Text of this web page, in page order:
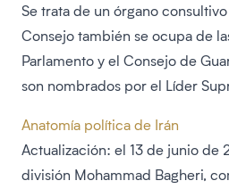
Se trata de un órgano
Consejo también se ocupa de
Parlamento y el Consejo de
son nombrados por el Líder
Anatomía política de Irán
Actualización: el 13 de junio de
división Mohammad Bagheri,